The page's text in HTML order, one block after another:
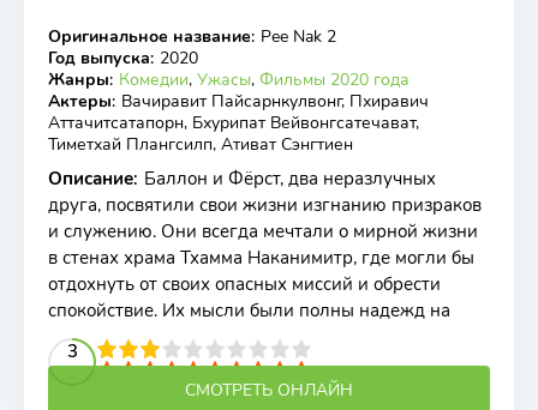
WEB-DL
Оригинальное название: Pee Nak 2
Год выпуска: 2020
Жанры: Комедии, Ужасы, Фильмы 2020 года
Актеры: Вачиравит Пайсарнкулвонг, Пхиравич
Аттачитсатапорн, Бхурипат Вейвонгсатечават,
Тиметхай Плангсилп, Ативат Сэнгтиен
Описание: Баллон и Фёрст, два неразлучных
друга, посвятили свои жизни изгнанию призраков
и служению. Они всегда мечтали о мирной жизни
в стенах храма Тхамма Наканимитр, где могли бы
отдохнуть от своих опасных миссий и обрести
спокойствие. Их мысли были полны надежд на
3
4 5 6 7 8 9 10
СМОТРЕТЬ ОНЛАЙН